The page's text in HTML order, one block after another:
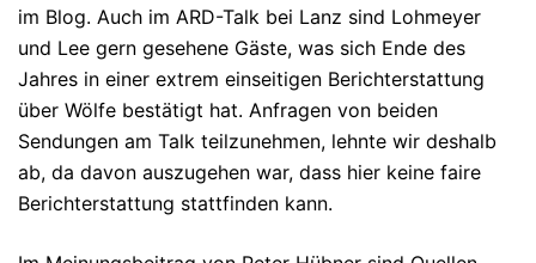
im Blog. Auch im ARD-Talk bei Lanz sind Lohmeyer
und Lee gern gesehene Gäste, was sich Ende des
Jahres in einer extrem einseitigen Berichterstattung
über Wölfe bestätigt hat. Anfragen von beiden
Sendungen am Talk teilzunehmen, lehnte wir deshalb
ab, da davon auszugehen war, dass hier keine faire
Berichterstattung stattfinden kann.